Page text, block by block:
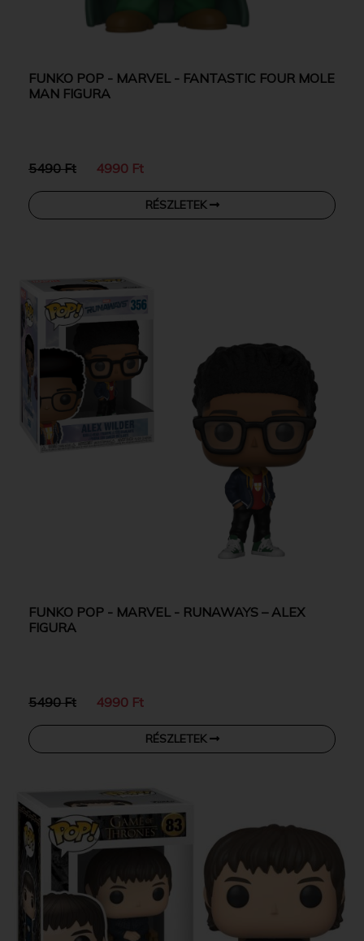
FUNKO POP - MARVEL - FANTASTIC FOUR MOLE
MAN FIGURA
5490 Ft 4990 Ft
RÉSZLETEK
FUNKO POP - MARVEL - RUNAWAYS – ALEX
FIGURA
5490 Ft 4990 Ft
RÉSZLETEK